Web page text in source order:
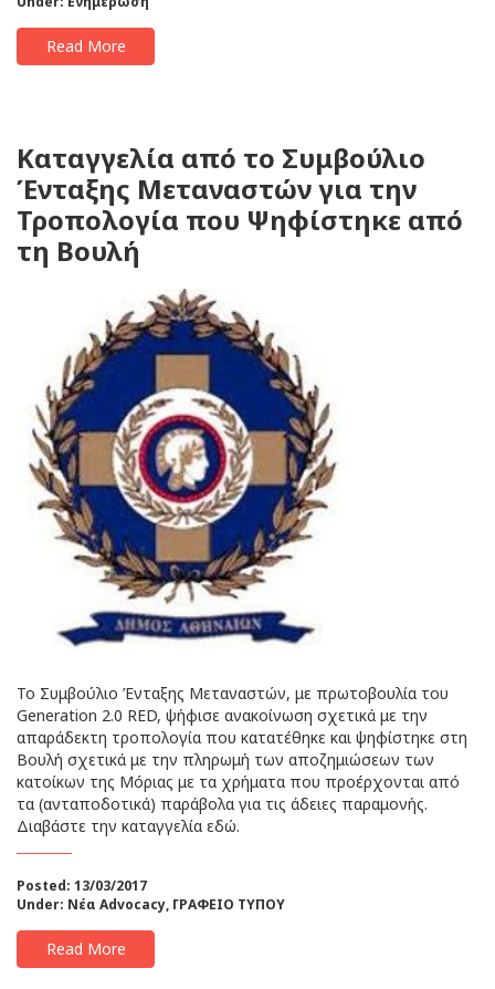
Read More
Καταγγελία από το Συμβούλιο
Ένταξης Μεταναστών για την
Τροπολογία που Ψηφίστηκε από
τη Βουλή
Το Συμβούλιο Ένταξης Μεταναστών, με πρωτοβουλία του
Generation 2.0 RED, ψήφισε ανακοίνωση σχετικά με την
απαράδεκτη τροπολογία που κατατέθηκε και ψηφίστηκε στη
Βουλή σχετικά με την πληρωμή των αποζημιώσεων των
κατοίκων της Μόριας με τα χρήματα που προέρχονται από
τα (ανταποδοτικά) παράβολα για τις άδειες παραμονής.
Διαβάστε την καταγγελία εδώ.
Posted: 13/03/2017
Under: Νέα Advocacy, ΓΡΑΦΕΙΟ ΤΥΠΟΥ
Read More